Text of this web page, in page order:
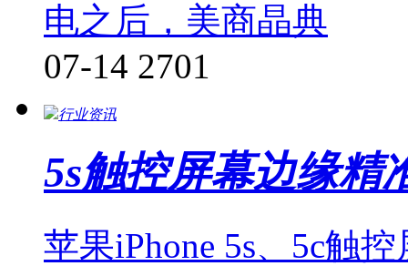
电之后，美商晶典
07-14 2701
行业资讯
5s触控屏幕边缘精
苹果iPhone 5s、5c触